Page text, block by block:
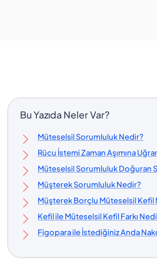
Bu Yazıda Neler Var?
Müteselsil Sorumluluk Nedir?
Rücu İstemi Zaman Aşımına
Müteselsil Sorumluluk Doğuran
Müşterek Sorumluluk Nedir?
Müşterek Borçlu Müteselsil Kefil
Kefil ile Müteselsil Kefil Farkı
Figopara ile İstediğiniz Anda